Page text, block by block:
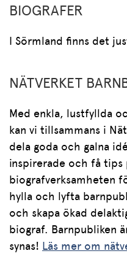
BIOGRAFER
I Sörmland finns det
NÄTVERKET
Med enkla, lustfyllda
kan vi tillsammans i
dela goda och galna
inspirerade och få tips
biografverksamheten
hylla och lyfta
och skapa ökad
biograf. Barnpubliken
synas! Läs mer om